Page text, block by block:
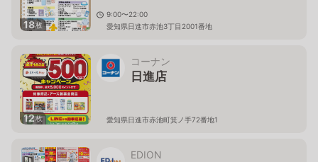
18枚
9:00〜22:00
愛知県日進市赤池3丁目2001番地
12枚
コーナン
日進店
愛知県日進市赤池町箕ノ手72番地1
EDION